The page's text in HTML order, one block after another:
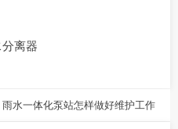
离器
雨水一体化泵站怎样做好维护工作